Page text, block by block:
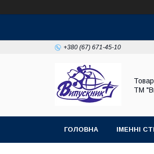
+380 (67) 671-45-10
ТМ
ГОЛОВНА ІМЕННІ